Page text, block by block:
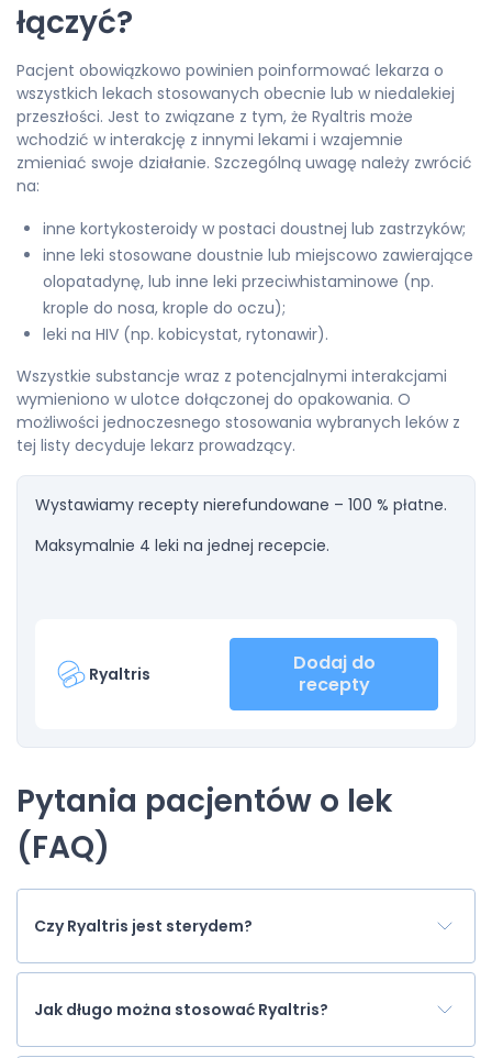
łączyć?
Pacjent obowiązkowo powinien poinformować lekarza o
wszystkich lekach stosowanych obecnie lub w niedalekiej
przeszłości. Jest to związane z tym, że Ryaltris może
wchodzić w interakcję z innymi lekami i wzajemnie
zmieniać swoje działanie. Szczególną uwagę należy zwrócić
na:
inne kortykosteroidy w postaci doustnej lub zastrzyków;
inne leki stosowane doustnie lub miejscowo zawierające
olopatadynę, lub inne leki przeciwhistaminowe (np.
krople do nosa, krople do oczu);
leki na HIV (np. kobicystat, rytonawir).
Wszystkie substancje wraz z potencjalnymi interakcjami
wymieniono w ulotce dołączonej do opakowania. O
możliwości jednoczesnego stosowania wybranych leków z
tej listy decyduje lekarz prowadzący.
Wystawiamy recepty nierefundowane – 100 % płatne.
Maksymalnie 4 leki na jednej recepcie.
Ryaltris
Dodaj do
recepty
Pytania pacjentów o lek
(FAQ)
Czy Ryaltris jest sterydem?
Jak długo można stosować Ryaltris?